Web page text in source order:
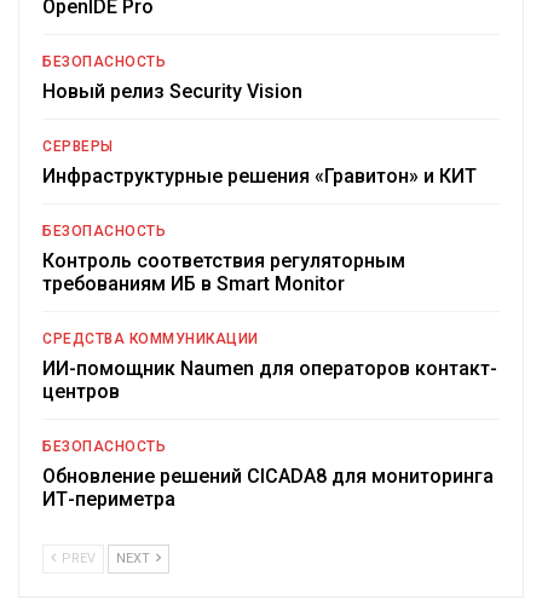
OpenIDE Pro
БЕЗОПАСНОСТЬ
Новый релиз Security Vision
СЕРВЕРЫ
Инфраструктурные решения «Гравитон» и КИТ
БЕЗОПАСНОСТЬ
Контроль соответствия регуляторным
требованиям ИБ в Smart Monitor
СРЕДСТВА КОММУНИКАЦИИ
ИИ-помощник Naumen для операторов контакт-
центров
БЕЗОПАСНОСТЬ
Обновление решений CICADA8 для мониторинга
ИТ-периметра
PREV NEXT